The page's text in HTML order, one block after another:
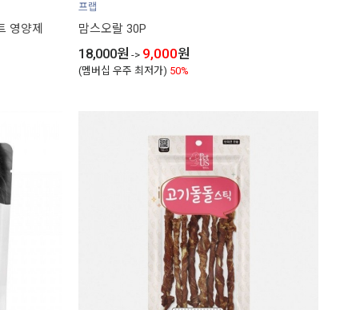
영양제
프랩
맘스오랄 30P
18,000원 -> 9,000원
(멤버십 우주 최저가) 50%